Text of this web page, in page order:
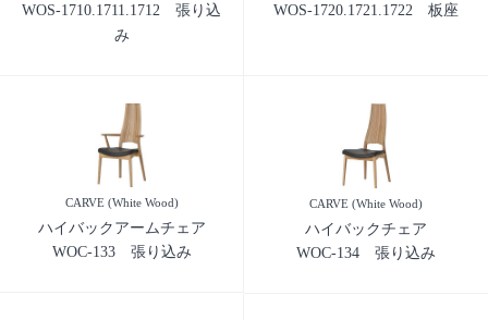
WOS-1710.1711.1712 張り込
み
WOS-1720.1721.1722 板座
CARVE (White Wood)
ハイバックアームチェア
WOC-133 張り込み
CARVE (White Wood)
ハイバックチェア
WOC-134 張り込み